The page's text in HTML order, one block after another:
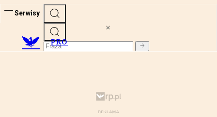
Serwisy
PRO